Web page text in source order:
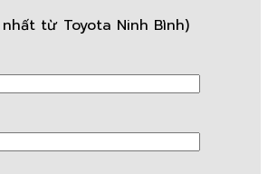
từ Toyota Ninh Bình)